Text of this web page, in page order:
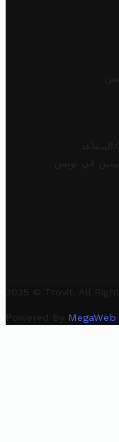
في تونس
2025 © Trovit. All
Powered By MegaWeb